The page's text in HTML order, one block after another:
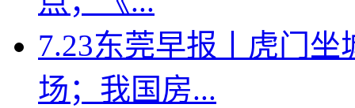
7.23东莞早报丨虎门
场；我国房...